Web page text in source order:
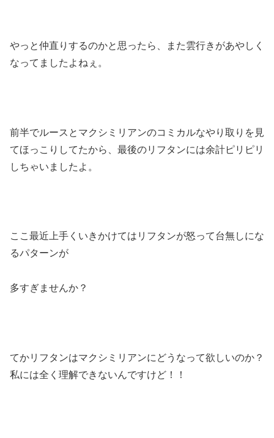
やっと仲直りするのかと思ったら、また雲行きがあやしく
なってましたよねぇ。
前半でルースとマクシミリアンのコミカルなやり取りを見
てほっこりしてたから、最後のリフタンには余計ピリピリ
しちゃいましたよ。
ここ最近上手くいきかけてはリフタンが怒って台無しにな
るパターンが
多すぎませんか？
てかリフタンはマクシミリアンにどうなって欲しいのか？
私には全く理解できないんですけど！！